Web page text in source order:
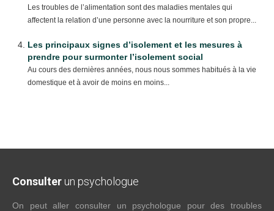
Les troubles de l’alimentation sont des maladies mentales qui
affectent la relation d’une personne avec la nourriture et son propre...
Les principaux signes d’isolement et les mesures à
prendre pour surmonter l’isolement social
Au cours des dernières années, nous nous sommes habitués à la vie
domestique et à avoir de moins en moins...
Consulter un psychologue
On peut aller consulter un psychologue pour des troubles